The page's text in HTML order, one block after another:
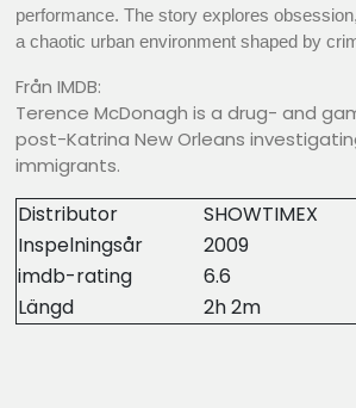
performance. The story explores
a chaotic urban environment shaped by
Från IMDB:
Terence McDonagh is a drug- and
post-Katrina New Orleans
immigrants.
Distributor
SHOWTIMEX
Inspelningsår
2009
imdb-rating
6.6
Längd
2h 2m